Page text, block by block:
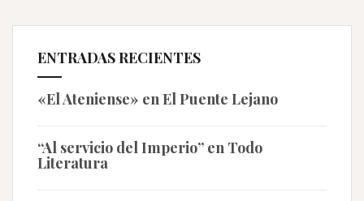
ENTRADAS RECIENTES
«El Ateniense» en El Puente Lejano
“Al servicio del Imperio” en Todo
Literatura